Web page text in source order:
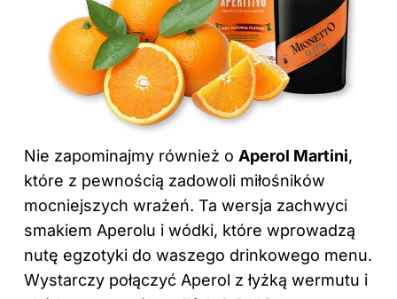
Nie zapominajmy również o Aperol Martini,
które z pewnością zadowoli miłośników
mocniejszych wrażeń. Ta wersja zachwyci
smakiem Aperolu i wódki, które wprowadzą
nutę egzotyki do waszego drinkowego menu.
Wystarczy połączyć Aperol z łyżką wermutu i